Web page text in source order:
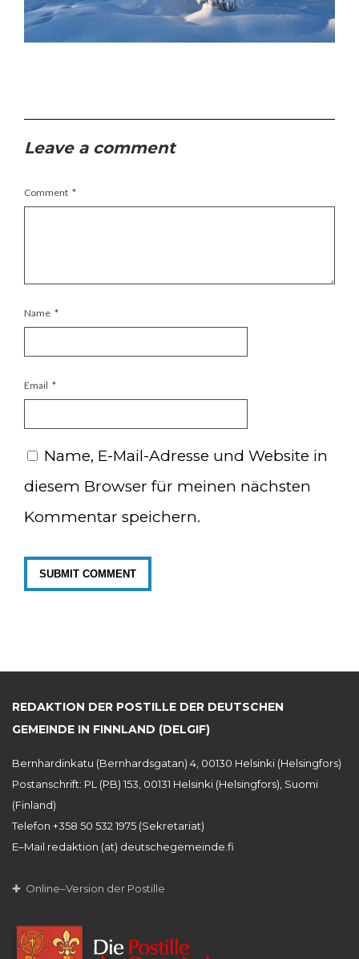
Leave a comment
Comment *
Name *
Email *
Name, E-Mail-Adresse und Website in
diesem Browser für meinen nächsten
Kommentar speichern.
REDAKTION DER POSTILLE DER DEUTSCHEN
GEMEINDE IN FINNLAND (DELGIF)
Bernhardinkatu (Bernhardsgatan) 4, 00130 Helsinki (Helsingfors)
Postanschrift: PL (PB) 153, 00131 Helsinki (Helsingfors), Suomi
(Finland)
Telefon +358 50 532 1975 (Sekretariat)
E–Mail redaktion (at) deutschegemeinde.fi
✚ Online–Version der Postille